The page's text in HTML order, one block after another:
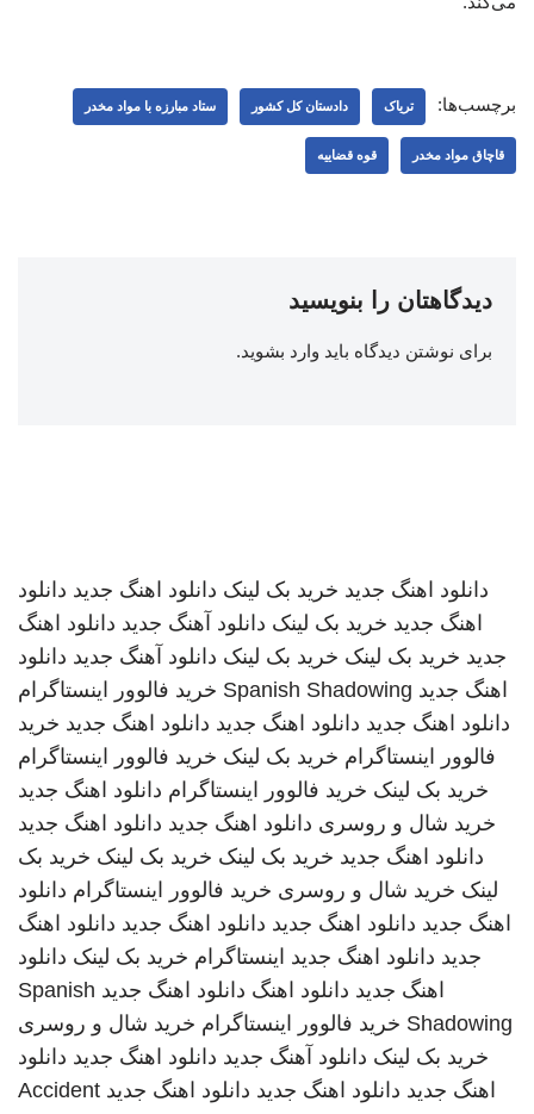
برچسب‌ها: تریاک دادستان کل کشور ستاد مبارزه با مواد مخدر
قاچاق مواد مخدر قوه قضاییه
دیدگاهتان را بنویسید
برای نوشتن دیدگاه باید وارد بشوید.
دانلود اهنگ جدید خرید بک لینک دانلود اهنگ جدید دانلود
اهنگ جدید خرید بک لینک دانلود آهنگ جدید دانلود اهنگ
جدید خرید بک لینک خرید بک لینک دانلود آهنگ جدید دانلود
اهنگ جدید Spanish Shadowing خرید فالوور اینستاگرام
دانلود اهنگ جدید دانلود اهنگ جدید دانلود اهنگ جدید خرید
فالوور اینستاگرام خرید بک لینک خرید فالوور اینستاگرام
خرید بک لینک خرید فالوور اینستاگرام دانلود اهنگ جدید
خرید شال و روسری دانلود اهنگ جدید دانلود اهنگ جدید
دانلود اهنگ جدید خرید بک لینک خرید بک لینک خرید بک
لینک خرید شال و روسری خرید فالوور اینستاگرام دانلود
اهنگ جدید دانلود اهنگ جدید دانلود اهنگ جدید دانلود اهنگ
جدید دانلود اهنگ جدید اینستاگرام خرید بک لینک دانلود
اهنگ جدید دانلود اهنگ دانلود اهنگ جدید Spanish
Shadowing خرید فالوور اینستاگرام خرید شال و روسری
خرید بک لینک دانلود آهنگ جدید دانلود اهنگ جدید دانلود
اهنگ جدید دانلود اهنگ جدید دانلود اهنگ جدید Accident